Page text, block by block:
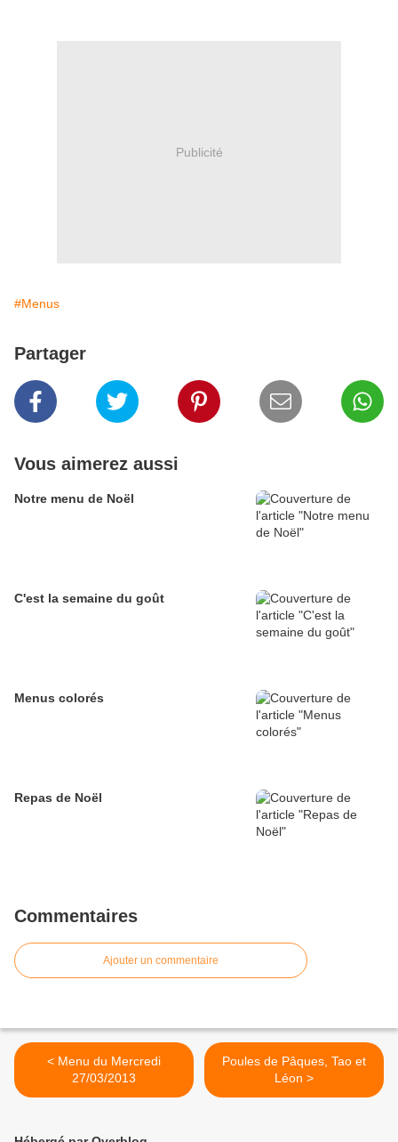
Publicité
#Menus
Partager
Vous aimerez aussi
Notre menu de Noël
C'est la semaine du goût
Menus colorés
Repas de Noël
Commentaires
Ajouter un commentaire
< Menu du Mercredi
27/03/2013
Poules de Pâques, Tao et
Léon >